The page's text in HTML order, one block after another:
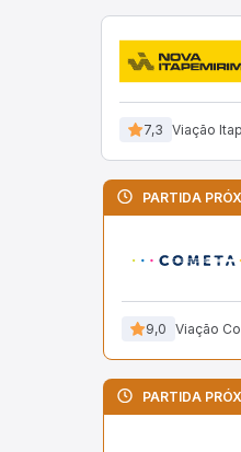
7,3 Viação
PARTIDA
9,0 Viação
PARTIDA